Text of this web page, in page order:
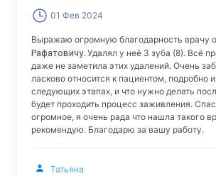
01 Фев 2024
Выражаю огромную благодарность врачу
Рафатовичу. Удалял у неё 3 зуба (8). Всё
даже не заметила этих удалений. Очень
ласково относится к пациентом, подробно
следующих этапах, и что нужно делать
будет проходить процесс заживления.
огромное, я очень рада что нашла такого
рекомендую. Благодарю за вашу работу.
Татьяна